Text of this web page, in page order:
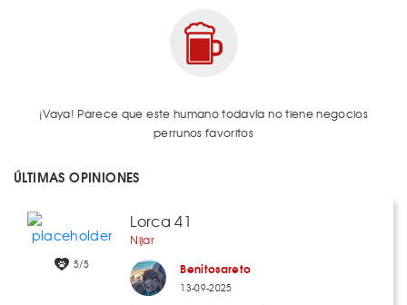
¡Vaya! Parece que este humano todavía no tiene negocios
perrunos favoritos
ÚLTIMAS OPINIONES
5/5
Lorca 41
Nijar
Benitosareto
13-09-2025